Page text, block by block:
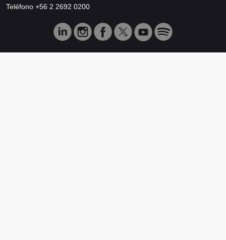
Teléfono +56 2 2692 0200